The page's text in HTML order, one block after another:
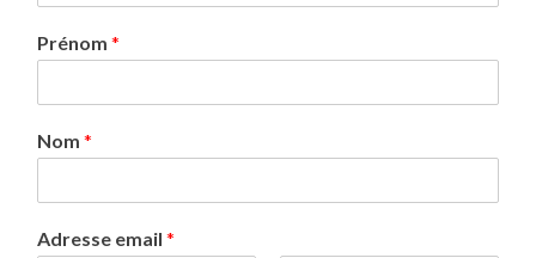
Prénom *
Nom *
Adresse email *